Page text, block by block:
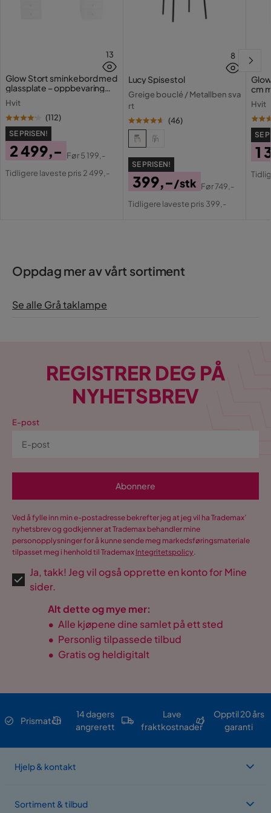
13
Glow Stort sminkebord med
glassplate – oppbevaring
med skuffer og rom 120 cm
Hvit
(112)
SE PRISEN!
Pris
2 499,-
Original
Før5 199,-
Tidligere laveste pris 2 499,-
8
Lucy Spisestol
Greige bouclé / Metallben sva
rt
(46)
SE PRISEN!
Pris
399,-/stk
Original
Før749,-
Tidligere laveste pris 399,-
cm
med
Hvit
SE
1
Oppdag mer av vårt sortiment
Se alle Grå taklampe
REGISTRER DEG PÅ
NYHETSBREV
E-post
Abonnere
Ved å fylle inn min e-postadresse bekrefter jeg at jeg vil ha Trademax’
nyhetsbrev og godkjenner at Trademax behandler mine
personopplysninger for å kunne sende meg markedsføringsmateriale
tilpasset meg i henhold til Trademax Integritetspolicy.
Ja, takk! Jeg vil også opprette en konto for Mine
sider.
Alt dette og mye mer:
• Alle kjøpene dine samlet på ett sted
• Personlig tilpassede tilbud
• Gratis og heldigitalt
Prismatch
14 dagers
angrerett
Lave
fraktkostnader
Opptil 20 års
garanti
Hjelp & kontakt
Sortiment & tilbud